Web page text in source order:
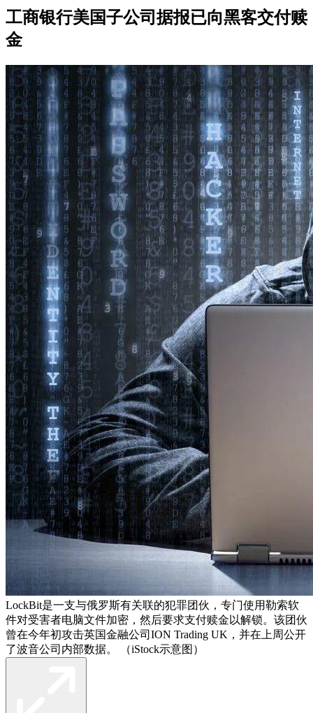
工商银行美国子公司据报已向黑客交付赎
金
LockBit是一支与俄罗斯有关联的犯罪团伙，专门使用勒索软
件对受害者电脑文件加密，然后要求支付赎金以解锁。该团伙
曾在今年初攻击英国金融公司ION Trading UK，并在上周公开
了波音公司内部数据。 （iStock示意图）